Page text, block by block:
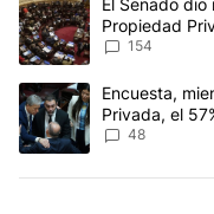
Un artículo de tendencia
El Senado
Propiedad
Ley del
154
Un artículo deEncuesta,
Privada, el
48